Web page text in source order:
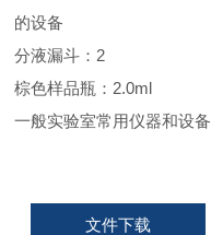
的设备
分液漏斗：2
棕色样品瓶：2.0ml
一般实验室常用仪器和设备
文件下载